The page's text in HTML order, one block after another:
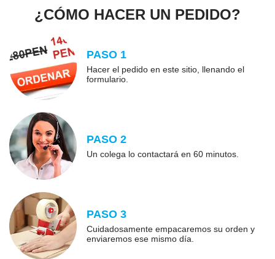
¿CÓMO HACER UN PEDIDO?
PASO 1
Hacer el pedido en este sitio, llenando el
formulario.
PASO 2
Un colega lo contactará en 60 minutos.
PASO 3
Cuidadosamente empacaremos su orden y
enviaremos ese mismo día.